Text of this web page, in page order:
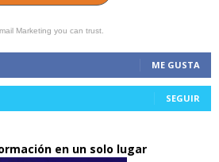
Marketing you can trust.
ME GUSTA
SEGUIR
en un solo lugar